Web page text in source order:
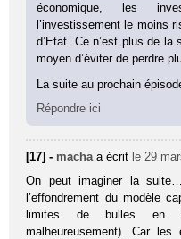
économique, les
l’investissement le moins
d’Etat. Ce n’est plus de la
moyen d’éviter de perdre
La suite au prochain
Répondre ici
[17] - macha a écrit le 29
On peut imaginer la
l’effondrement du modèle
limites de bulles en
malheureusement). Car